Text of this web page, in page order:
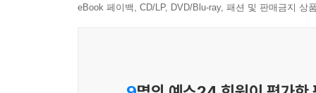
eBook 페이백, CD/LP, DVD/Blu-ray, 패션 및 판매금지 상